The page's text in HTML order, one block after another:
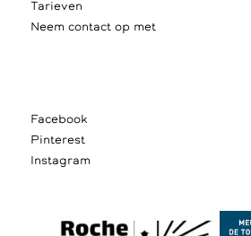
Tarieven
Neem contact op met
Facebook
Pinterest
Instagram